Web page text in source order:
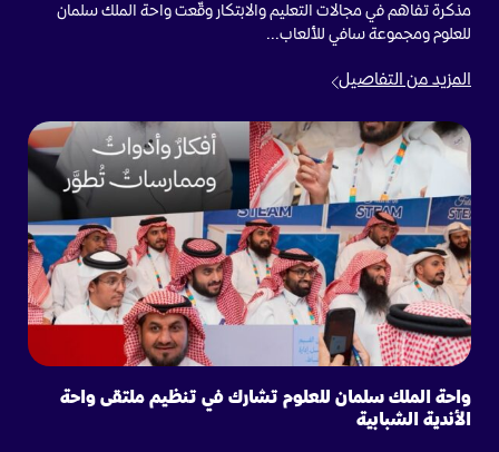
مذكرة تفاهم في مجالات التعليم والابتكار وقّعت واحة الملك سلمان
للعلوم ومجموعة سافي للألعاب...
المزيد من التفاصيل
واحة الملك سلمان للعلوم تشارك في تنظيم ملتقى واحة
الأندية الشبابية